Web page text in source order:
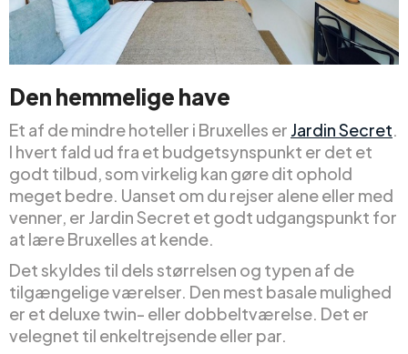
Den hemmelige have
Et af de mindre hoteller i Bruxelles er Jardin Secret.
I hvert fald ud fra et budgetsynspunkt er det et
godt tilbud, som virkelig kan gøre dit ophold
meget bedre. Uanset om du rejser alene eller med
venner, er Jardin Secret et godt udgangspunkt for
at lære Bruxelles at kende.
Det skyldes til dels størrelsen og typen af de
tilgængelige værelser. Den mest basale mulighed
er et deluxe twin- eller dobbeltværelse. Det er
velegnet til enkeltrejsende eller par.